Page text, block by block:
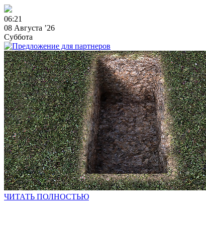
06:21
08 Августа ’26
Суббота
ЧИТАТЬ ПОЛНОСТЬЮ